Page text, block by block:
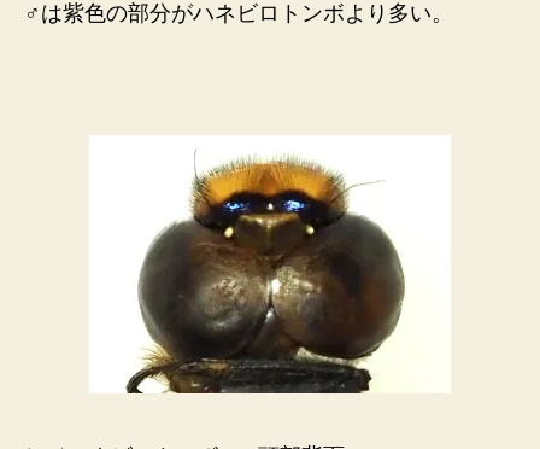
♂は紫色の部分がハネビロトンボより多い。